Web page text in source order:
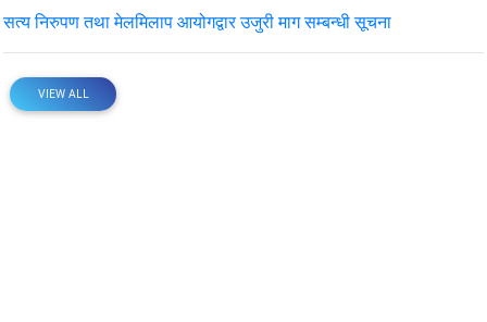
सत्य निरुपण तथा मेलमिलाप आयोगद्वार उजुरी माग सम्बन्धी सूचना
VIEW ALL